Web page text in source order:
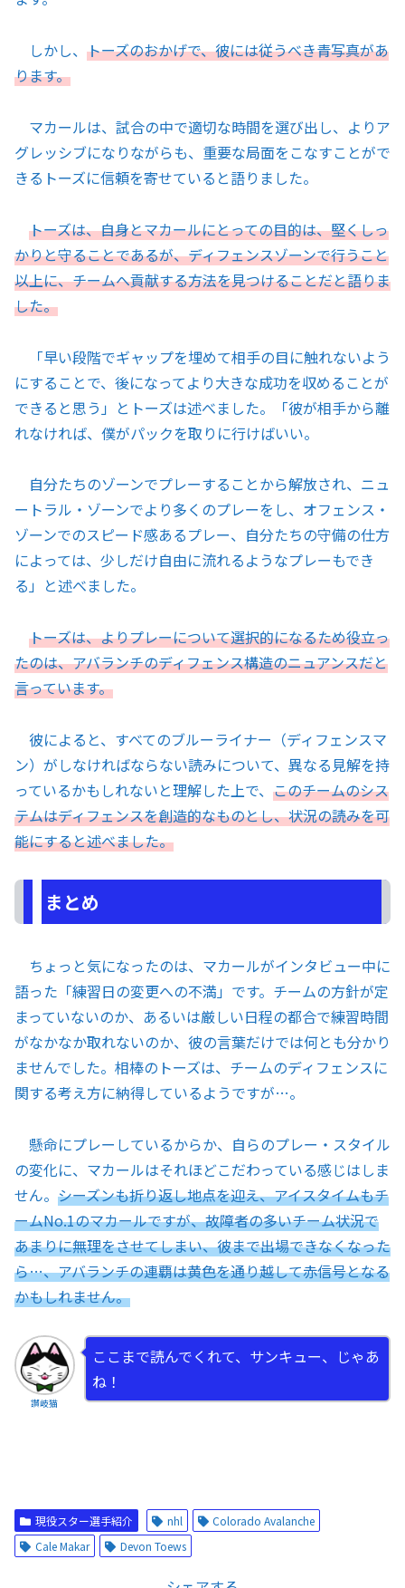
しかし、 トーズのおかげで、彼には従うべき青写真があ
ります。
マカールは、試合の中で適切な時間を選び出し、よりア
グレッシブになりながらも、重要な局面をこなすことがで
きるトーズに信頼を寄せていると語りました。
トーズは、自身とマカールにとっての目的は、堅くしっ
かりと守ることであるが、ディフェンスゾーンで行うこと
以上に、チームへ貢献する方法を見つけることだと語りま
した。
「早い段階でギャップを埋めて相手の目に触れないよう
にすることで、後になってより大きな成功を収めることが
できると思う」とトーズは述べました。「彼が相手から離
れなければ、僕がパックを取りに行けばいい。
自分たちのゾーンでプレーすることから解放され、ニュ
ートラル・ゾーンでより多くのプレーをし、オフェンス・
ゾーンでのスピード感あるプレー、自分たちの守備の仕方
によっては、少しだけ自由に流れるようなプレーもでき
る」と述べました。
トーズは、よりプレーについて選択的になるため役立っ
たのは、アバランチのディフェンス構造のニュアンスだと
言っています。
彼によると、すべてのブルーライナー（ディフェンスマ
ン）がしなければならない読みについて、異なる見解を持
っているかもしれないと理解した上で、 このチームのシス
テムはディフェンスを創造的なものとし、状況の読みを可
能にすると述べました。
まとめ
ちょっと気になったのは、マカールがインタビュー中に
語った「練習日の変更への不満」です。チームの方針が定
まっていないのか、あるいは厳しい日程の都合で練習時間
がなかなか取れないのか、彼の言葉だけでは何とも分かり
ませんでした。相棒のトーズは、チームのディフェンスに
関する考え方に納得しているようですが…。
懸命にプレーしているからか、自らのプレー・スタイル
の変化に、マカールはそれほどこだわっている感じはしま
せん。 シーズンも折り返し地点を迎え、アイスタイムもチ
ームNo.1のマカールですが、故障者の多いチーム状況で
あまりに無理をさせてしまい、彼まで出場できなくなった
ら…、アバランチの連覇は黄色を通り越して赤信号となる
かもしれません。
讃岐猫
ここまで読んでくれて、サンキュー、じゃあ
ね！
現役スター選手紹介 nhl
Colorado Avalanche
Cale Makar
Devon Toews